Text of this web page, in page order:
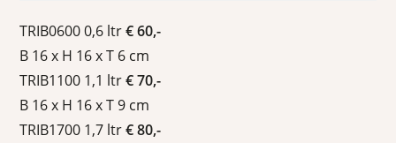
TRIB0600 0,6 ltr€ 60,-
B 16 x H 16 x T 6 cm
TRIB1100 1,1 ltr€ 70,-
B 16 x H 16 x T 9 cm
TRIB1700 1,7 ltr€ 80,-